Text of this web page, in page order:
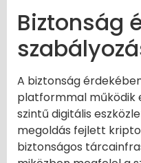
Biztonság
A biztonság
platformmal működik
szintű digitális
megoldás fejlett
biztonságos